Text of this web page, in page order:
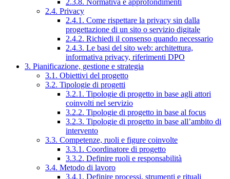
2.3.8. Normativa e approfondimenti
2.4. Privacy
2.4.1. Come rispettare la privacy sin dalla
progettazione di un sito o servizio digitale
2.4.2. Richiedi il consenso quando necessario
2.4.3. Le basi del sito web: architettura,
informativa privacy, riferimenti DPO
3. Pianificazione, gestione e strategia
3.1. Obiettivi del progetto
3.2. Tipologie di progetti
3.2.1. Tipologie di progetto in base agli attori
coinvolti nel servizio
3.2.2. Tipologie di progetto in base al focus
3.2.3. Tipologie di progetto in base all’ambito di
intervento
3.3. Competenze, ruoli e figure coinvolte
3.3.1. Coordinatore di progetto
3.3.2. Definire ruoli e responsabilità
3.4. Metodo di lavoro
3.4.1. Definire processi, strumenti e rituali